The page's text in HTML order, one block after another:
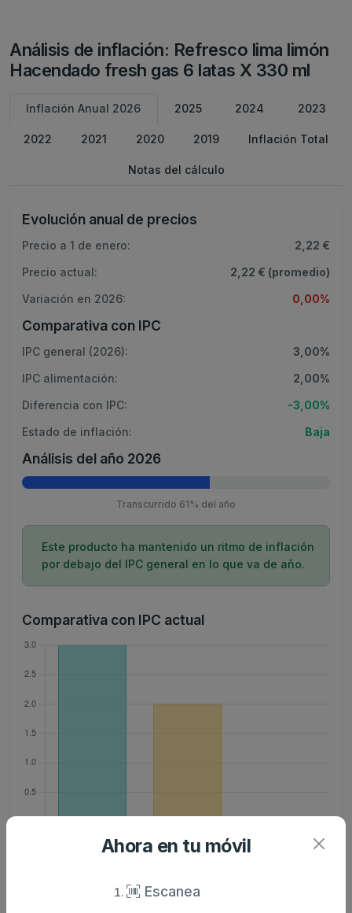
Análisis de inflación: Refresco lima limón
Hacendado fresh gas 6 latas X 330 ml
Inflación Anual 2026 2025 2024 2023
2022 2021 2020 2019 Inflación Total
Notas del cálculo
Evolución anual de precios
Precio a 1 de enero:
2,22 €
Precio actual:
2,22 € (promedio)
Variación en 2026:
0,00%
Comparativa con IPC
IPC general (2026):
3,00%
IPC alimentación:
2,00%
Diferencia con IPC:
-3,00%
Estado de inflación:
Baja
Análisis del año 2026
Transcurrido 61% del año
Este producto ha mantenido un ritmo de inflación
por debajo del IPC general en lo que va de año.
Comparativa con IPC actual
Evolución histórica de la inflación
Ahora en tu móvil
Escanea